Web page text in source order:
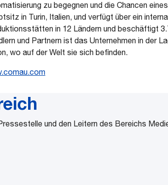
zu begegnen und die Chancen
in Turin, Italien, und verfügt über ein
in 12 Ländern und beschäftigt
und Partnern ist das Unternehmen in der
wo auf der Welt sie sich befinden.
und den Leitern des Bereichs